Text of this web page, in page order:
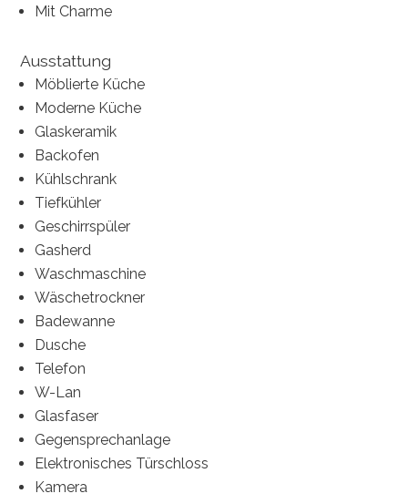
Mit Charme
Ausstattung
Möblierte Küche
Moderne Küche
Glaskeramik
Backofen
Kühlschrank
Tiefkühler
Geschirrspüler
Gasherd
Waschmaschine
Wäschetrockner
Badewanne
Dusche
Telefon
W-Lan
Glasfaser
Gegensprechanlage
Elektronisches Türschloss
Kamera